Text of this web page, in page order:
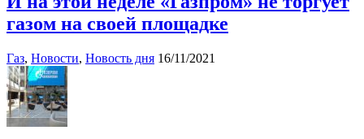
газом на своей площадке
Газ, Новости, Новость дня 16/11/2021